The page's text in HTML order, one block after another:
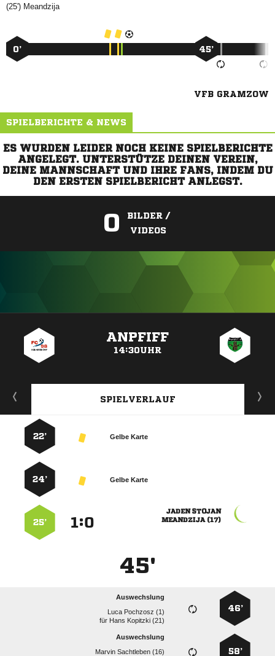
(25') 
0’ 45’
VFB GRAMZOW
SPIELBERICHTE & NEWS
ES WURDEN LEIDER NOCH KEINE SPIELBERICHTE
ANGELEGT. UNTERSTÜTZE DEINEN VEREIN,
DEINE MANNSCHAFT UND IHRE FANS, INDEM DU
DEN ERSTEN SPIELBERICHT ANLEGST.
0
BILDER /
VIDEOS
ANPFIFF
14:30UHR
SPIELVERLAUF
Gelbe Karte
22’
Gelbe Karte
24’
 
 
:
25’
45'
46’
Auswechslung
  
für   
58’
Auswechslung
  